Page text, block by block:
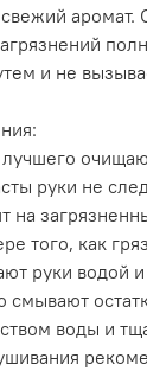
аромат.
и не
руки не
на
того, как
руки водой и
смывают
воды и